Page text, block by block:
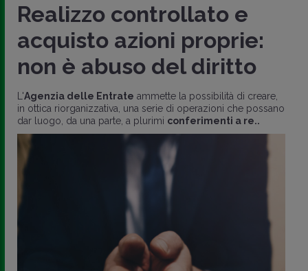
Realizzo controllato e
acquisto azioni proprie:
non è abuso del diritto
L'Agenzia delle Entrate ammette la possibilità di creare,
in ottica riorganizzativa, una serie di operazioni che possano
dar luogo, da una parte, a plurimi conferimenti a re..